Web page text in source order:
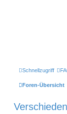
Schnellzugriff
Foren-Übersicht